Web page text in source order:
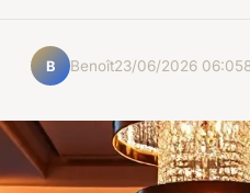
B Benoît23/06/2026 06:05